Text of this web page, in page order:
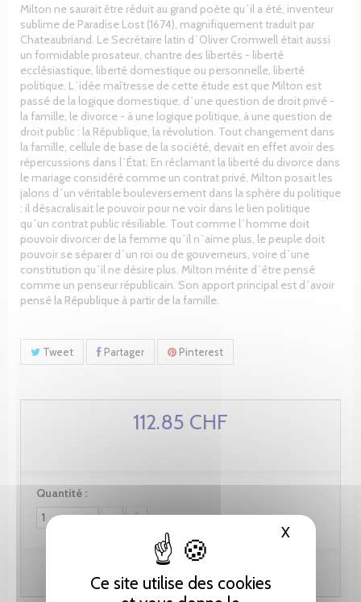
Ce site utilise des cookies
XMasquer
Milton ne saurait être réduit au grand poète qu`il a été, inventeur
sublime de Paradise Lost (1674), magnifiquement traduit par
Chateaubriand. Le Secrétaire latin d`Oliver Cromwell était aussi
un formidable prosateur, chantre des libertés - liberté
ecclésiastique, liberté domestique ou personnelle, liberté
politique. L`idée maîtresse de cette étude est que Milton est
passé de la logique domestique, d`une question de droit privé -
la famille, le divorce - à une logique politique, à une question de
droit public : la République, la révolution. Tout changement dans
la famille, cellule de base de la société, devait en effet avoir des
répercussions dans l`État. En réclamant la liberté du divorce dans
le mariage considéré comme un contrat privé, Milton posait les
jalons d`un véritable bouleversement dans la sphère du politique
: il désacralisait le pouvoir pour ne voir dans le lien politique
qu`un contrat public résiliable. Tout comme l`homme doit
pouvoir divorcer de la femme qu`il n`aime plus, le peuple doit
pouvoir se séparer d`un roi ou de gouverneurs, voire d`une
constitution qu`il ne désire plus. Milton mérite d`être pensé
comme un penseur républicain. Son apport principal est d`avoir
pensé la République à partir de la famille.
Tweet Partager Pinterest
112.85 CHF
Quantité :
Ajouter au panier